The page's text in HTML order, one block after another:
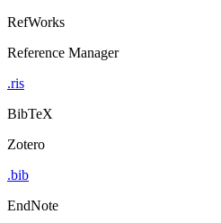
RefWorks
Reference Manager
.ris
BibTeX
Zotero
.bib
EndNote